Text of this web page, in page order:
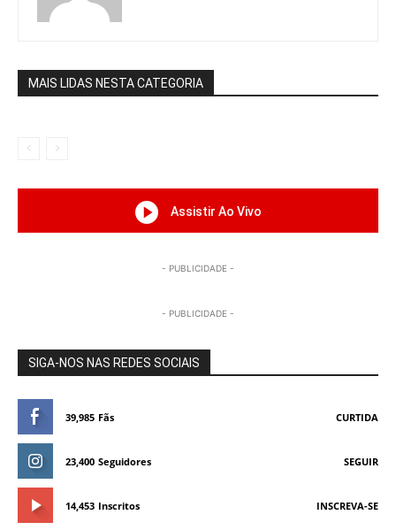
MAIS LIDAS NESTA CATEGORIA
Assistir Ao Vivo
- PUBLICIDADE -
- PUBLICIDADE -
SIGA-NOS NAS REDES SOCIAIS
39,985 Fãs CURTIDA
23,400 Seguidores SEGUIR
14,453 Inscritos INSCREVA-SE